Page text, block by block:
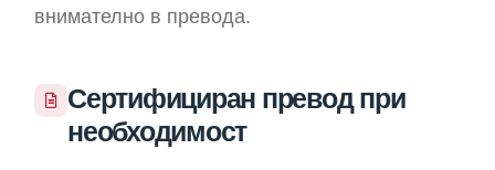
внимателно в превода.
Сертифициран превод при
необходимост